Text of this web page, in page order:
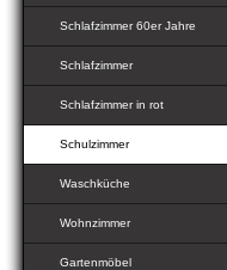
Schlafzimmer 60er Jahre
Schlafzimmer
Schlafzimmer in rot
Schulzimmer
Waschküche
Wohnzimmer
Gartenmöbel